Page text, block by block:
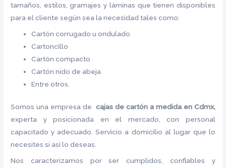
tamaños, estilos, gramajes y láminas que tienen disponibles
para el cliente según sea la necesidad tales como:
Cartón corrugado u ondulado
Cartoncillo
Cartón compacto
Cartón nido de abeja
Entre otros.
Somos una empresa decajas de cartón a medida en Cdmx,
experta y posicionada en el mercado, con personal
capacitado y adecuado. Servicio a domicilio al lugar que lo
necesites si así lo deseas.
Nos caracterizamos por ser cumplidos, confiables y